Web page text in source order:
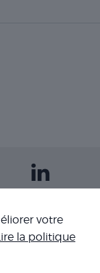
votre
la politique